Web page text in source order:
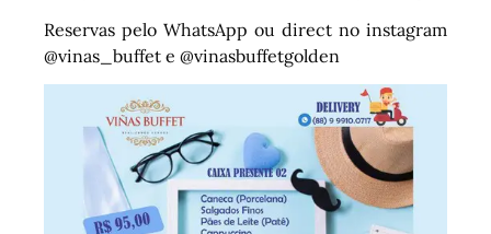
Reservas pelo WhatsApp ou direct no instagram
@vinas_buffet e @vinasbuffetgolden